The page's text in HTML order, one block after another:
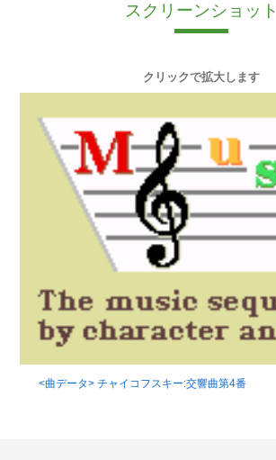
スクリーンショット
クリックで拡大します
<曲データ> チャイコフスキー:交響曲第4番